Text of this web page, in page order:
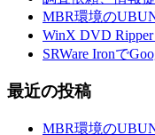
MBR環境の
WinX DVD
SRWare Ironで
最近の投稿
MBR環境の